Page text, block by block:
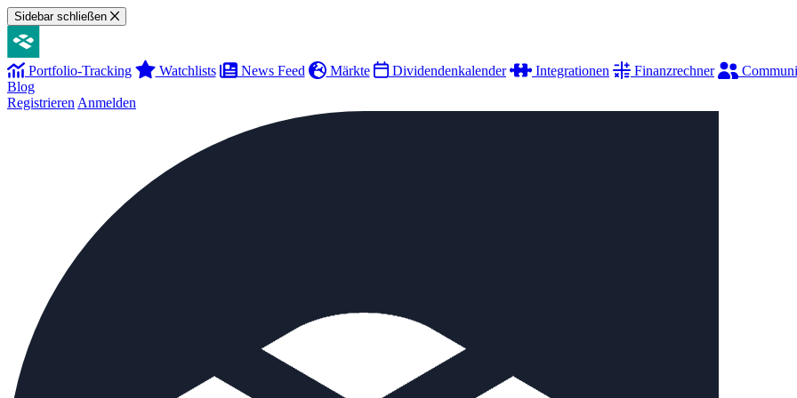
Sidebar schließen
Portfolio-Tracking Watchlists News Feed Märkte Dividendenkalender Integrationen Finanzrechner
Blog
Registrieren Anmelden